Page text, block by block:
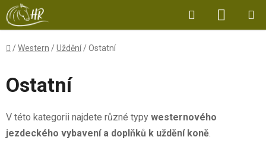
Přejít
na
obsah
Hledat
KOŠÍK
Domů
/Western /Uždění /Ostatní
Ostatní
V této kategorii najdete různé typy westernového
jezdeckého vybavení a doplňků k uždění koně.